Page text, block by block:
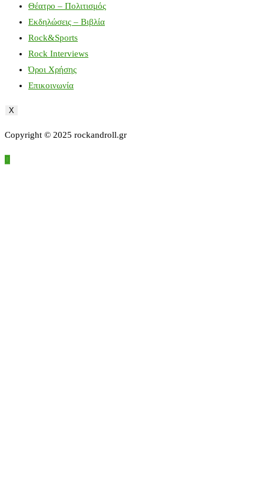
Θέατρο – Πολιτισμός
Εκδηλώσεις – Βιβλία
Rock&Sports
Rock Interviews
Όροι Χρήσης
Επικοινωνία
X
Copyright © 2025 rockandroll.gr